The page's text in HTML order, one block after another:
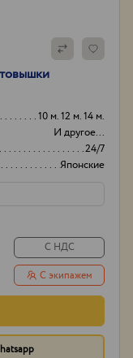
10 м. 12 м. 14 м.
И другое...
24/7
Японские
Нал/безнал
С НДС
С экипажем